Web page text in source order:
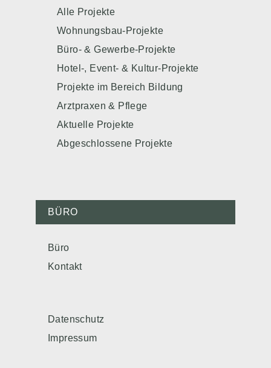
Alle Projekte
Wohnungsbau-Projekte
Büro- & Gewerbe-Projekte
Hotel-, Event- & Kultur-Projekte
Projekte im Bereich Bildung
Arztpraxen & Pflege
Aktuelle Projekte
Abgeschlossene Projekte
BÜRO
Büro
Kontakt
Datenschutz
Impressum